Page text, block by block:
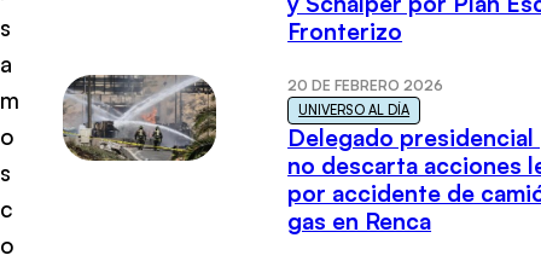
s
a
m
o
s
c
o
Fronterizo
20 DE FEBRERO 2026
UNIVERSO AL DÍA
Delegado presidencial
no descarta acciones
por accidente de
gas en Renca